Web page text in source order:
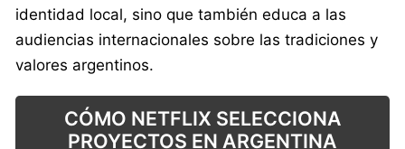
identidad local, sino que también educa a las
audiencias internacionales sobre las tradiciones y
valores argentinos.
CÓMO NETFLIX SELECCIONA
PROYECTOS EN ARGENTINA